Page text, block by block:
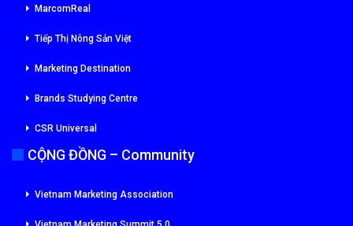
MarcomReal
Tiếp Thị Nông Sản Việt
Marketing Destination
Brands Studying Centre
CSR Universal
CỘNG ĐỒNG – Community
Vietnam Marketing Association